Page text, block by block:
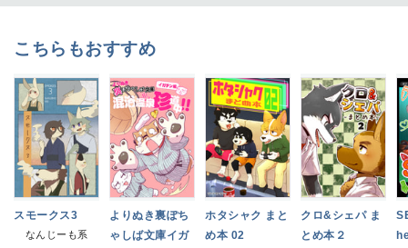
こちらもおすすめ
スモークス3
なんじーも系
よりぬき裏ぽち
ゃしば文庫イガ
ホタシャク まと
め本 02
クロ&シェパ ま
とめ本２